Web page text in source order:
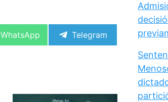
Compartir
WhatsApp
Compartir
Telegram